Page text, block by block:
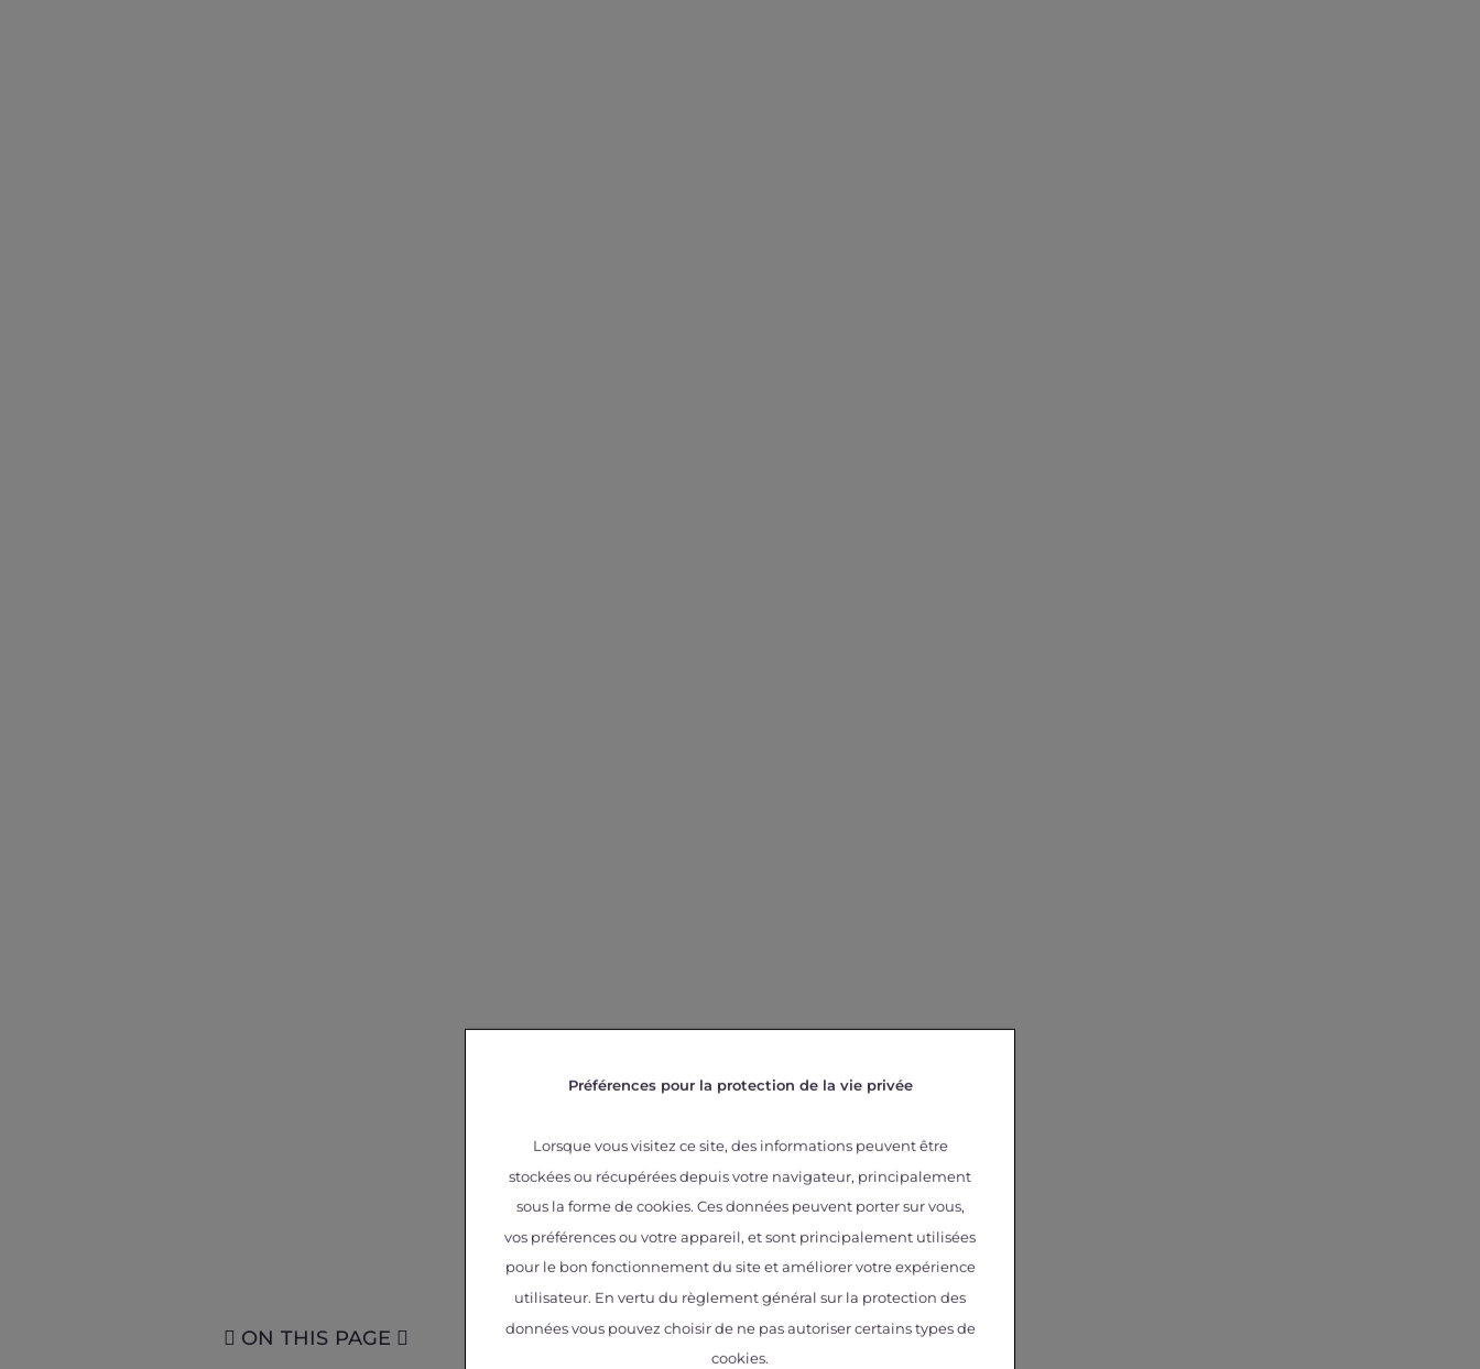
ON THIS PAGE
Préférences pour la protection de la vie privée
Lorsque vous visitez ce site, des informations peuvent être
stockées ou récupérées depuis votre navigateur, principalement
sous la forme de cookies. Ces données peuvent porter sur vous,
vos préférences ou votre appareil, et sont principalement utilisées
pour le bon fonctionnement du site et améliorer votre expérience
utilisateur. En vertu du règlement général sur la protection des
données vous pouvez choisir de ne pas autoriser certains types de
cookies.